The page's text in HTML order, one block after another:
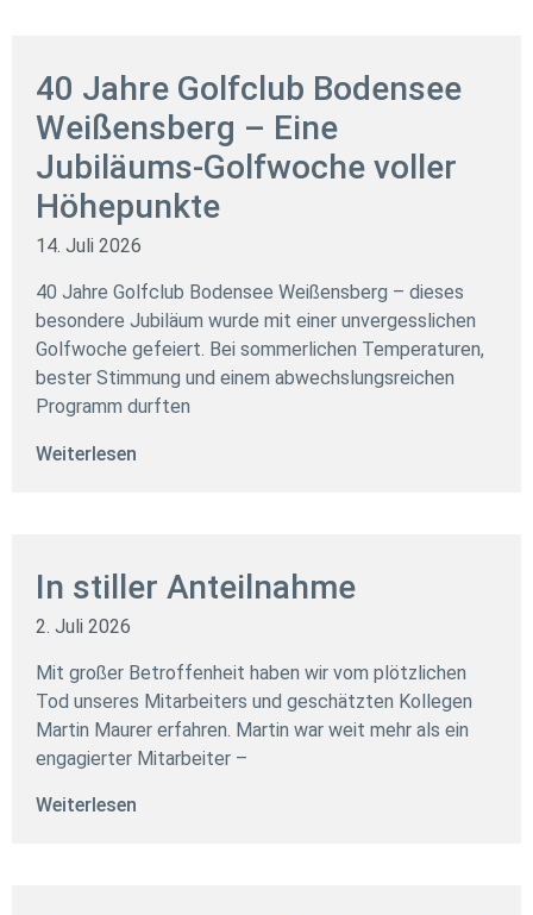
40 Jahre Golfclub Bodensee
Weißensberg – Eine
Jubiläums-Golfwoche voller
Höhepunkte
14. Juli 2026
40 Jahre Golfclub Bodensee Weißensberg – dieses
besondere Jubiläum wurde mit einer unvergesslichen
Golfwoche gefeiert. Bei sommerlichen Temperaturen,
bester Stimmung und einem abwechslungsreichen
Programm durften
Weiterlesen
In stiller Anteilnahme
2. Juli 2026
Mit großer Betroffenheit haben wir vom plötzlichen
Tod unseres Mitarbeiters und geschätzten Kollegen
Martin Maurer erfahren. Martin war weit mehr als ein
engagierter Mitarbeiter –
Weiterlesen